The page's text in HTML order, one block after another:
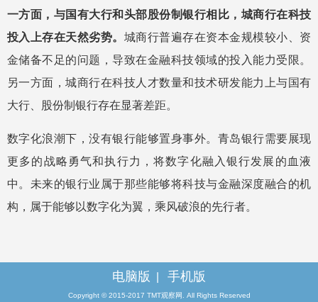
一方面，与国有大行和头部股份制银行相比，城商行在科技
投入上存在天然劣势。 城商行普遍存在资本金规模较小、资
金储备不足的问题，导致在金融科技领域的投入能力受限。
另一方面，城商行在科技人才数量和技术研发能力上与国有
大行、股份制银行存在显著差距。
数字化浪潮下，没有银行能够置身事外。青岛银行需要展现
更多的战略勇气和执行力，将数字化融入银行发展的血液
中。未来的银行业属于那些能够将科技与金融深度融合的机
构，属于能够以数字化为翼，乘风破浪的先行者。
电脑版 手机版
Copyright © 2015-2017 TMT观察网. All Rights Reserved